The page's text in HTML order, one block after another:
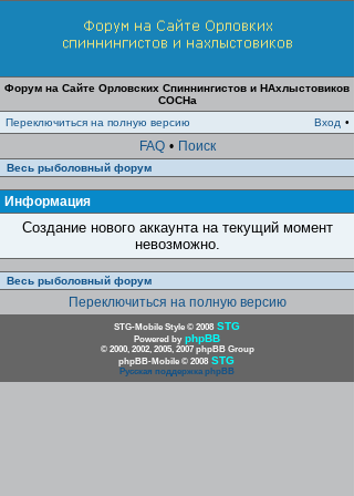
Форум на Сайте Орловских Спиннингистов и НАхлыстовиков
СОСНа
Переключиться на полную версию
Вход •
FAQ • Поиск
Весь рыболовный форум
Информация
Создание нового аккаунта на текущий момент
невозможно.
Весь рыболовный форум
Переключиться на полную версию
STG-Mobile Style © 2008 STG
Powered by phpBB
© 2000, 2002, 2005, 2007 phpBB Group
phpBB-Mobile © 2008 STG
Русская поддержка phpBB